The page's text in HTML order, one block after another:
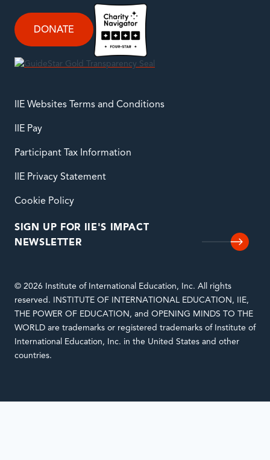
DONATE
IIE Websites Terms and Conditions
IIE Pay
Participant Tax Information
IIE Privacy Statement
Cookie Policy
SIGN UP FOR IIE'S IMPACT
NEWSLETTER
© 2026 Institute of International Education, Inc. All rights
reserved. INSTITUTE OF INTERNATIONAL EDUCATION, IIE,
THE POWER OF EDUCATION, and OPENING MINDS TO THE
WORLD are trademarks or registered trademarks of Institute of
International Education, Inc. in the United States and other
countries.